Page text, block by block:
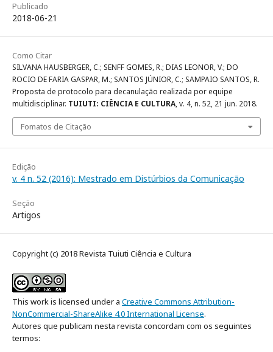
Publicado
2018-06-21
Como Citar
SILVANA HAUSBERGER, C.; SENFF GOMES, R.; DIAS LEONOR, V.; DO
ROCIO DE FARIA GASPAR, M.; SANTOS JÚNIOR, C.; SAMPAIO SANTOS, R.
Proposta de protocolo para decanulação realizada por equipe
multidisciplinar. TUIUTI: CIÊNCIA E CULTURA, v. 4, n. 52, 21 jun. 2018.
Fomatos de Citação
Edição
v. 4 n. 52 (2016): Mestrado em Distúrbios da Comunicação
Seção
Artigos
Copyright (c) 2018 Revista Tuiuti Ciência e Cultura
This work is licensed under a Creative Commons Attribution-
NonCommercial-ShareAlike 4.0 International License.
Autores que publicam nesta revista concordam com os seguintes
termos: